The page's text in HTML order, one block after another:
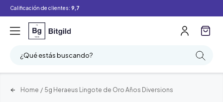
Calificación de clientes: 9,7
¿Qué estás buscando?
Home / 5g Heraeus Lingote de Oro Años Diversions